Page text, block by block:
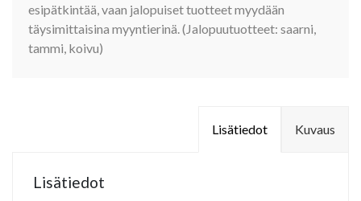
esipätkintää, vaan jalopuiset tuotteet myydään
täysimittaisina myyntierinä. (Jalopuutuotteet: saarni,
tammi, koivu)
Kuvaus
Lisätiedot
Lisätiedot